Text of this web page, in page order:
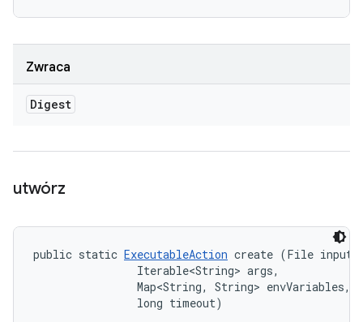
Zwraca
Digest
utwórz
public static ExecutableAction create (File
                Iterable<String> args,
                Map<String, String> envVariables,
                long timeout)